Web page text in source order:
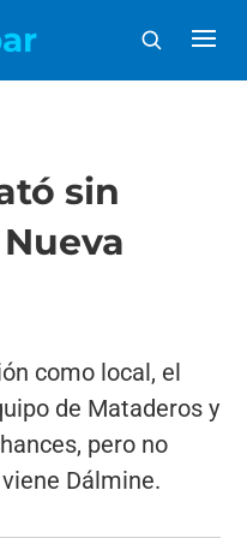
sin
como local, el
de Mataderos y
pero no
Dálmine.